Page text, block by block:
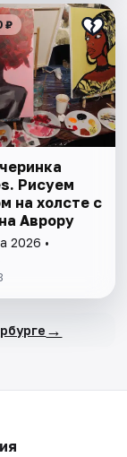
₽
Рисуем
на холсте с
Аврору
2026 •
→